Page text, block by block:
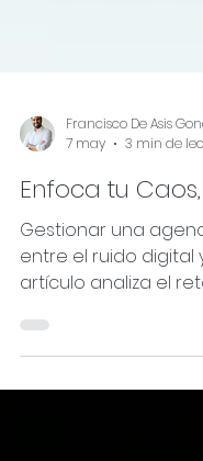
Francisco De Asis
Enfoca tu
Gestionar una
entre el ruido digital
artículo analiza el